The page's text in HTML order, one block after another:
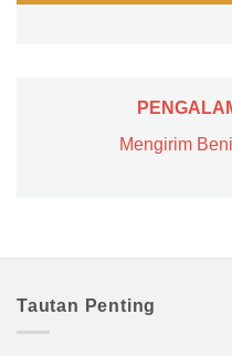
Mengirim
Tautan Penting